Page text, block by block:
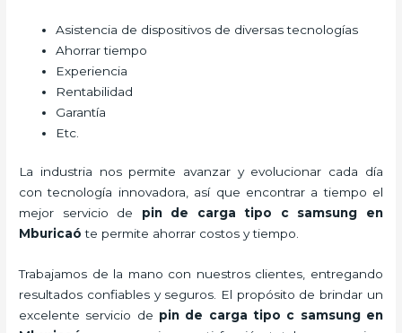
Asistencia de dispositivos de diversas tecnologías
Ahorrar tiempo
Experiencia
Rentabilidad
Garantía
Etc.
La industria nos permite avanzar y evolucionar cada día
con tecnología innovadora, así que encontrar a tiempo el
mejor servicio de pin de carga tipo c samsung
en
Mburicaó te permite ahorrar costos y tiempo.
Trabajamos de la mano con nuestros clientes, entregando
resultados confiables y seguros. El propósito de brindar un
excelente servicio de pin de carga tipo c samsungen